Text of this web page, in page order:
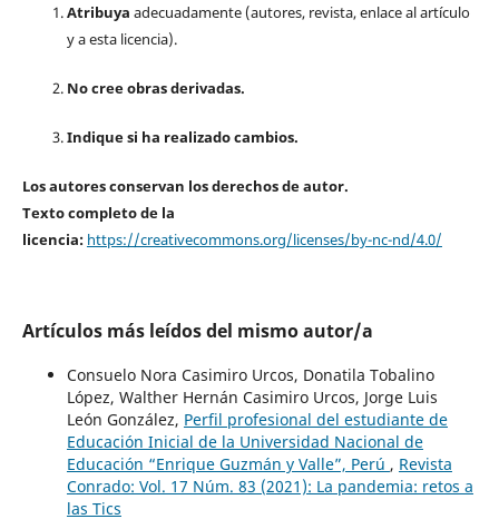
Atribuya adecuadamente (autores, revista, enlace al artículo
y a esta licencia).
No cree obras derivadas.
Indique si ha realizado cambios.
Los autores conservan los derechos de autor.
Texto completo de la
licencia: https://creativecommons.org/licenses/by-nc-nd/4.0/
Artículos más leídos del mismo autor/a
Consuelo Nora Casimiro Urcos, Donatila Tobalino
López, Walther Hernán Casimiro Urcos, Jorge Luis
León González, Perfil profesional del estudiante de
Educación Inicial de la Universidad Nacional de
Educación “Enrique Guzmán y Valle”, Perú , Revista
Conrado: Vol. 17 Núm. 83 (2021): La pandemia: retos a
las Tics